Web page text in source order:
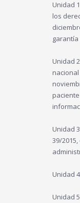
Unidad
los
Unidad
Unidad
39/
Unidad
Unidad